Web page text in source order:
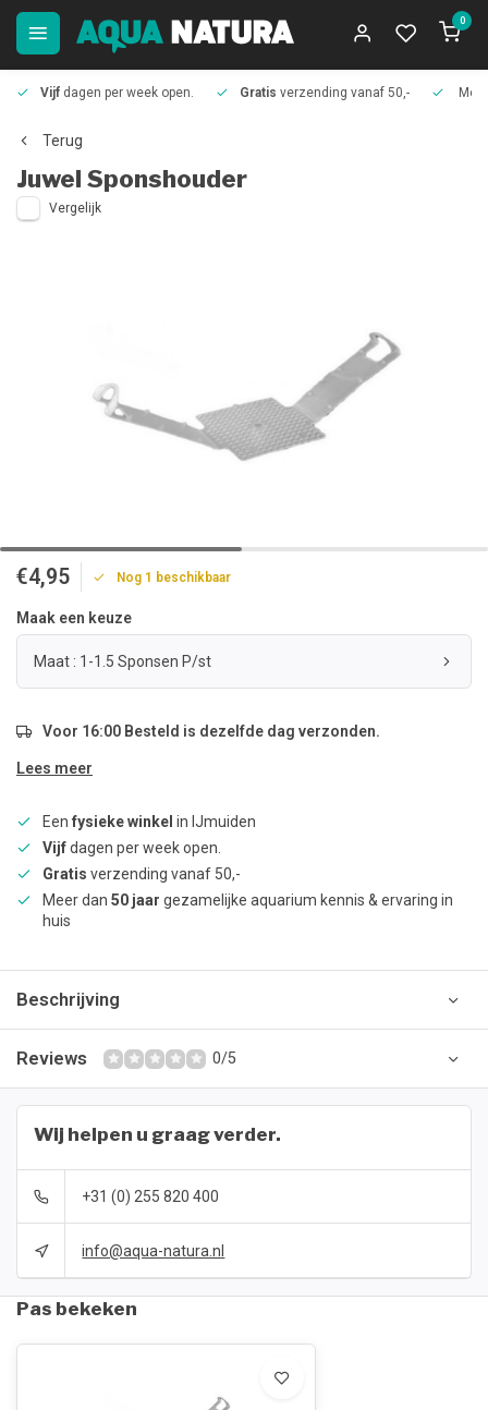
0
Vijf dagen per week open. Gratis verzending vanaf 50,-
Terug
Juwel Sponshouder
Vergelijk
€4,95 Nog 1 beschikbaar
Maak een keuze
Maat : 1-1.5 Sponsen P/st
Voor 16:00 Besteld is dezelfde dag verzonden.
Lees meer
Een fysieke winkel in IJmuiden
Vijfdagen per week open.
Gratis verzending vanaf 50,-
Meer dan 50 jaar gezamelijke aquarium kennis & ervaring in
huis
Beschrijving
Reviews 0/5
Wij helpen u graag verder.
+31 (0) 255 820 400
info@aqua-natura.nl
Pas bekeken